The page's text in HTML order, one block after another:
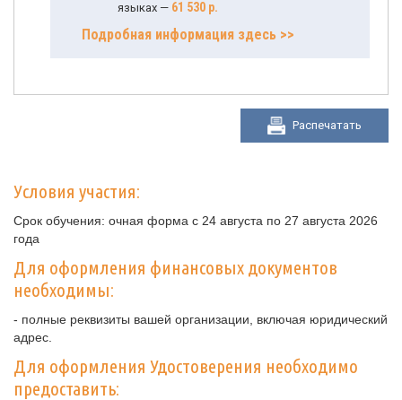
языках — 61 530 р.
Подробная информация здесь >>
Распечатать
Условия участия:
Срок обучения: очная форма с 24 августа по 27 августа 2026
года
Для оформления финансовых документов
необходимы:
- полные реквизиты вашей организации, включая юридический
адрес.
Для оформления Удостоверения необходимо
предоставить: